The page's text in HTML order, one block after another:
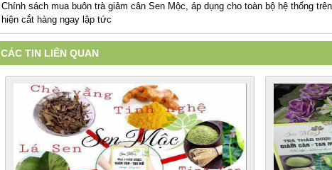
Chính sách mua buôn trà giảm cân Sen Mộc, áp dụng cho toàn bộ hệ thống
hiện cắt hàng ngay lập tức
CÁC TIN LIÊN QUAN